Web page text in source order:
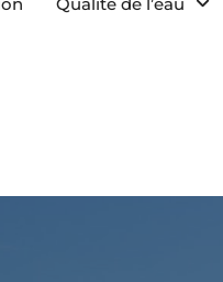
Qualité de l’eau